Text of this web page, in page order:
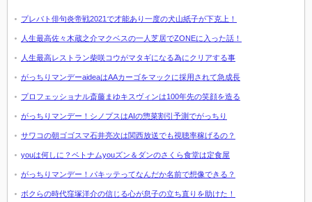
プレバト俳句炎帝戦2021で才能あり一度の犬山紙子が下克上！
人生最高佐々木蔵之介マクベスの一人芝居でZONEに入った話！
人生最高レストラン柴咲コウがマタギになる為にクリアする事
がっちりマンデーaideaはAAカーゴをマックに採用されて急成長
プロフェッショナル斎藤まゆキスヴィンは100年先の笑顔を造る
がっちりマンデー！シノプスはAIの惣菜割引予測でがっちり
サワコの朝ゴゴスマ石井亮次は関西放送でも視聴率稼げるの？
youは何しに？ベトナムyouズン＆ダンのさくら食堂は定食屋
がっちりマンデー！パキッテってなんだか名前で想像できる？
ボクらの時代窪塚洋介の信じる心が息子の立ち直りを助けた！